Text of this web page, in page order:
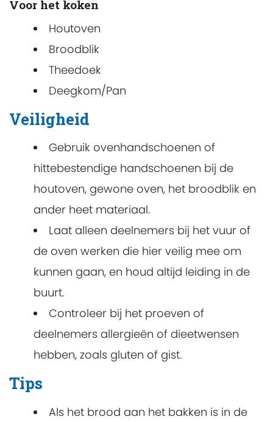
Voor het koken
Houtoven
Broodblik
Theedoek
Deegkom/Pan
Veiligheid
Gebruik ovenhandschoenen of
hittebestendige handschoenen bij de
houtoven, gewone oven, het broodblik en
ander heet materiaal.
Laat alleen deelnemers bij het vuur of
de oven werken die hier veilig mee om
kunnen gaan, en houd altijd leiding in de
buurt.
Controleer bij het proeven of
deelnemers allergieën of dieetwensen
hebben, zoals gluten of gist.
Tips
Als het brood aan het bakken is in de